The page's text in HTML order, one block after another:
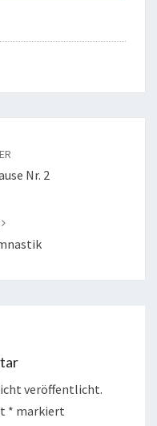
Nr. 2
veröffentlicht.
* markiert